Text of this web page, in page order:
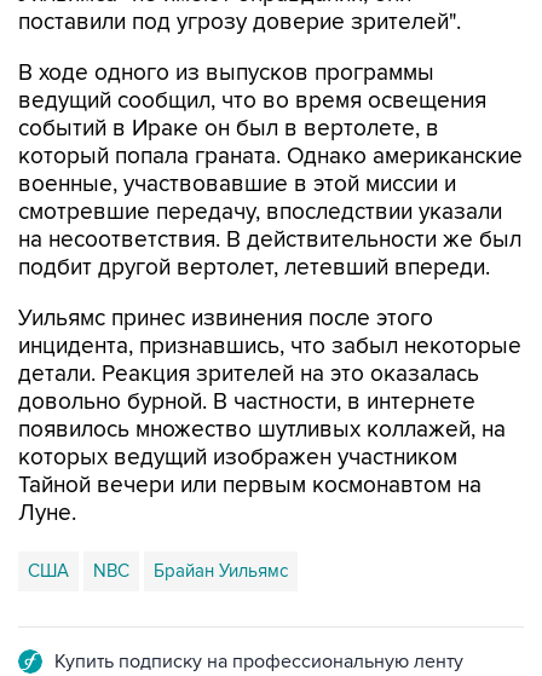
поставили под угрозу доверие зрителей".
В ходе одного из выпусков программы
ведущий сообщил, что во время освещения
событий в Ираке он был в вертолете, в
который попала граната. Однако американские
военные, участвовавшие в этой миссии и
смотревшие передачу, впоследствии указали
на несоответствия. В действительности же был
подбит другой вертолет, летевший впереди.
Уильямс принес извинения после этого
инцидента, признавшись, что забыл некоторые
детали. Реакция зрителей на это оказалась
довольно бурной. В частности, в интернете
появилось множество шутливых коллажей, на
которых ведущий изображен участником
Тайной вечери или первым космонавтом на
Луне.
США NBC Брайан Уильямс
Купить подписку на профессиональную ленту